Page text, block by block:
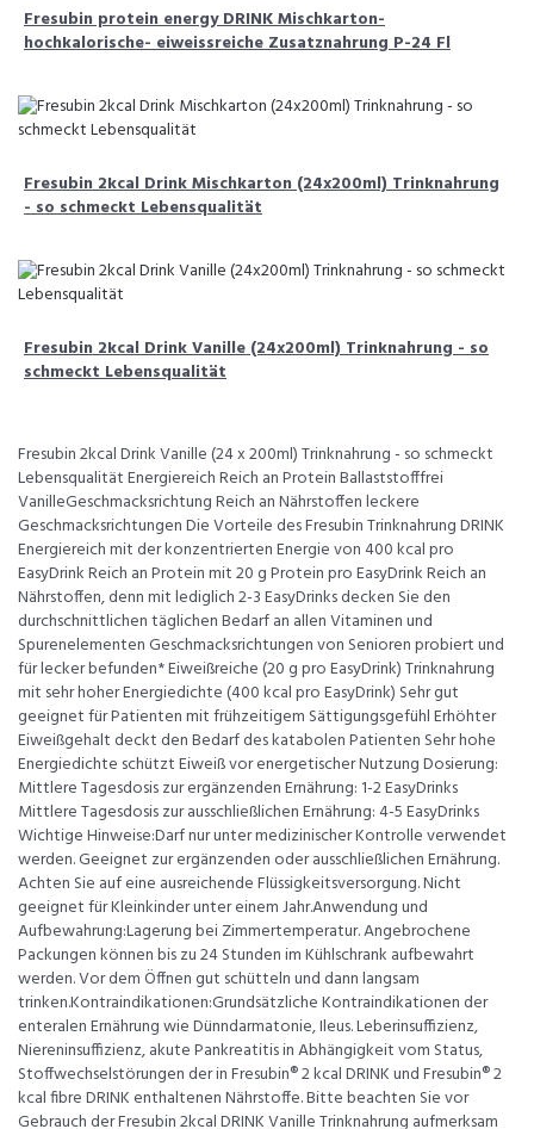
Fresubin protein energy DRINK Mischkarton-
hochkalorische- eiweissreiche Zusatznahrung P-24 Fl
Fresubin 2kcal Drink Mischkarton (24x200ml) Trinknahrung
- so schmeckt Lebensqualität
Fresubin 2kcal Drink Vanille (24x200ml) Trinknahrung - so
schmeckt Lebensqualität
Fresubin 2kcal Drink Vanille (24 x 200ml) Trinknahrung - so schmeckt
Lebensqualität Energiereich Reich an Protein Ballaststofffrei
VanilleGeschmacksrichtung Reich an Nährstoffen leckere
Geschmacksrichtungen Die Vorteile des Fresubin Trinknahrung DRINK
Energiereich mit der konzentrierten Energie von 400 kcal pro
EasyDrink Reich an Protein mit 20 g Protein pro EasyDrink Reich an
Nährstoffen, denn mit lediglich 2-3 EasyDrinks decken Sie den
durchschnittlichen täglichen Bedarf an allen Vitaminen und
Spurenelementen Geschmacksrichtungen von Senioren probiert und
für lecker befunden* Eiweißreiche (20 g pro EasyDrink) Trinknahrung
mit sehr hoher Energiedichte (400 kcal pro EasyDrink) Sehr gut
geeignet für Patienten mit frühzeitigem Sättigungsgefühl Erhöhter
Eiweißgehalt deckt den Bedarf des katabolen Patienten Sehr hohe
Energiedichte schützt Eiweiß vor energetischer Nutzung Dosierung:
Mittlere Tagesdosis zur ergänzenden Ernährung: 1-2 EasyDrinks
Mittlere Tagesdosis zur ausschließlichen Ernährung: 4-5 EasyDrinks
Wichtige Hinweise:Darf nur unter medizinischer Kontrolle verwendet
werden. Geeignet zur ergänzenden oder ausschließlichen Ernährung.
Achten Sie auf eine ausreichende Flüssigkeitsversorgung. Nicht
geeignet für Kleinkinder unter einem Jahr.Anwendung und
Aufbewahrung:Lagerung bei Zimmertemperatur. Angebrochene
Packungen können bis zu 24 Stunden im Kühlschrank aufbewahrt
werden. Vor dem Öffnen gut schütteln und dann langsam
trinken.Kontraindikationen:Grundsätzliche Kontraindikationen der
enteralen Ernährung wie Dünndarmatonie, Ileus. Leberinsuffizienz,
Niereninsuffizienz, akute Pankreatitis in Abhängigkeit vom Status,
Stoffwechselstörungen der in Fresubin® 2 kcal DRINK und Fresubin® 2
kcal fibre DRINK enthaltenen Nährstoffe. Bitte beachten Sie vor
Gebrauch der Fresubin 2kcal DRINK Vanille Trinknahrung aufmerksam